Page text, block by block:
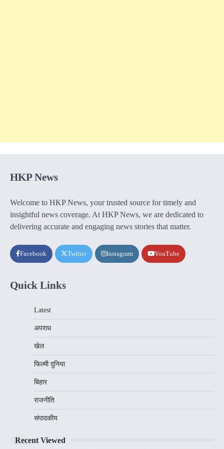
HKP News
Welcome to HKP News, your trusted source for timely and
insightful news coverage. At HKP News, we are dedicated to
delivering accurate and engaging news stories that matter.
Facebook Twitter Instagram YouTube
Quick Links
Latest
अपराध
खेल
फिल्मी दुनिया
बिहार
राजनीति
संपादकीय
Recent Viewed